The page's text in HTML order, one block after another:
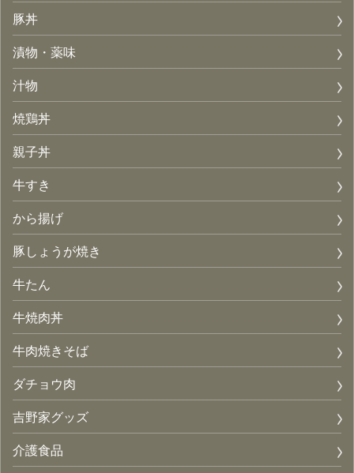
豚丼
漬物・薬味
汁物
焼鶏丼
親子丼
牛すき
から揚げ
豚しょうが焼き
牛たん
牛焼肉丼
牛肉焼きそば
ダチョウ肉
吉野家グッズ
介護食品